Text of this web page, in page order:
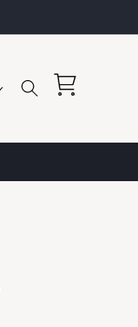
Warenkorb